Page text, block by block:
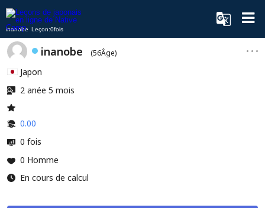
inanobe Leçon:0fois
inanobe (56Âge)
Japon
2 anée 5 mois
0.00
0 fois
0 Homme
En cours de calcul